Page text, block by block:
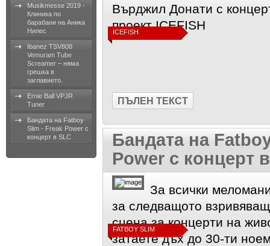
Musikmesse 2019 -
Клиника по
барабани на Аника
Нилес
Ibanez TSV808
Vemuram Tube
Screamer – няма
грешка в
заглавието.
Ernie Ball VPJR
Tuner
Бандата на Fatboy
Slim - Freak Power с
концерт в SLC
ICEFISH
Върджил Донати с
проект ICEFISH
ПЪЛЕН ТЕКСТ
Бандата на
Power с концерт
FATBOY SLIM
За всички
за следващото
сцена за концерти на
затаете дъх до 30-ти